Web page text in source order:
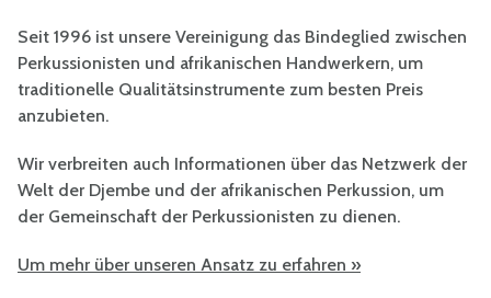
Seit 1996 ist unsere Vereinigung das Bindeglied zwischen
Perkussionisten und afrikanischen Handwerkern, um
traditionelle Qualitätsinstrumente zum besten Preis
anzubieten.
Wir verbreiten auch Informationen über das Netzwerk der
Welt der Djembe und der afrikanischen Perkussion, um
der Gemeinschaft der Perkussionisten zu dienen.
Um mehr über unseren Ansatz zu erfahren »